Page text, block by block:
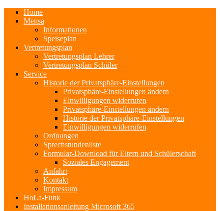
Home
Mensa
Informationen
Speiseplan
Vertretungsplan
Vertretungsplan Lehrer
Vertretungsplan Schüler
Service
Historie der Privatsphäre-Einstellungen
Privatsphäre-Einstellungen ändern
Einwilligungen widerrufen
Privatsphäre-Einstellungen ändern
Historie der Privatsphäre-Einstellungen
Einwilligungen widerrufen
Ordnungen
Sprechstundenliste
Formular-Download für Eltern und Schülerschaft
Soziales Engagement
Anfahrt
Kontakt
Impressum
HoLa-Funk
Installationsanleitung Microsoft 365